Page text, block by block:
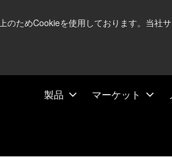
のためCookieを使用しております。当
製品 マーケット